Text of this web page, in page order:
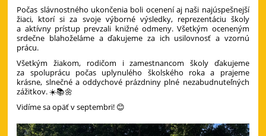
Počas slávnostného ukončenia boli ocenení aj naši najúspešnejší
žiaci, ktorí si za svoje výborné výsledky, reprezentáciu školy
a aktívny prístup prevzali knižné odmeny. Všetkým oceneným
srdečne blahoželáme a ďakujeme za ich usilovnosť a vzornú
prácu.
Všetkým žiakom, rodičom i zamestnancom školy ďakujeme
za spoluprácu počas uplynulého školského roka a prajeme
krásne, slnečné a oddychové prázdniny plné nezabudnuteľných
zážitkov. ☀️📚🌼
Vidíme sa opäť v septembri! 😊